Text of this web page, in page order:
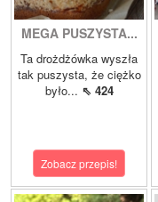
MEGA PUSZYSTA...
Ta drożdżówka wyszła
tak puszysta, że ciężko
było... ⇖ 424
Zobacz przepis!